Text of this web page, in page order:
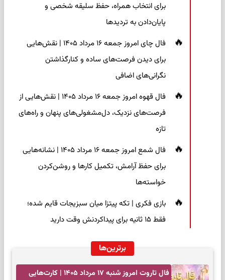
برای انتخاب همراه، حفظ سلیقه شخصی و
پایان‌دادن به تردیدها
فال چای امروز جمعه ۱۶ مرداد ۱۴۰۵ | نقش‌هایی
برای دیدن فرصت‌های ساده و کنارگذاشتن
نگرانی‌های اضافی
فال قهوه امروز جمعه ۱۶ مرداد ۱۴۰۵ | نقش‌هایی از
فرصت‌های نزدیک، دل‌مشغولی‌های پنهان و راه‌های
تازه
فال شمع امروز جمعه ۱۶ مرداد ۱۴۰۵ | نشانه‌هایی
برای حفظ آرامش، تکمیل کارها و روشن‌کردن
خواسته‌ها
بازی فکری | تکه پیتزا میان سبزیجات قایم شده؛
فقط ۱۵ ثانیه برای پیداکردنش وقت دارید
برترین‌ها
فال تاروت امروز شنبه ۱۷ مرداد ۱۴۰۵ | کارت‌هایی